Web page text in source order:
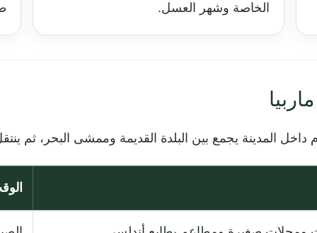
الخاصة وشهر العسل.
المدينة يجمع بين البلدة القديمة وممشى البحر، ثم